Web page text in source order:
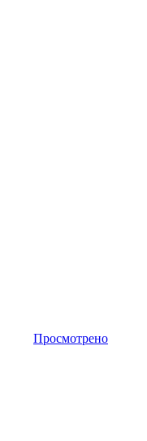
Просмотрено